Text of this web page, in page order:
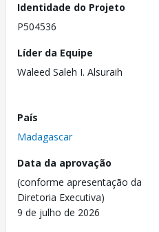
Identidade do Projeto
P504536
Líder da Equipe
Waleed Saleh I. Alsuraih
País
Madagascar
Data da aprovação
(conforme apresentação da
Diretoria Executiva)
9 de julho de 2026